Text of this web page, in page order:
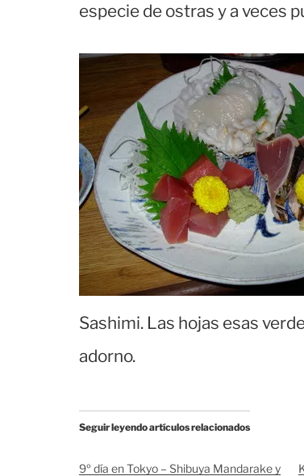
especie de ostras y a veces
Sashimi. Las hojas esas
adorno.
Seguir leyendo artículos relacionados
9º día en Tokyo – Shibuya Mandarake y